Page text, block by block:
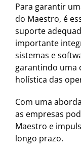
Para garantir
do Maestro, é
suporte
importante
sistemas e
garantindo uma
holística das
Com uma
as empresas
Maestro e
longo prazo.